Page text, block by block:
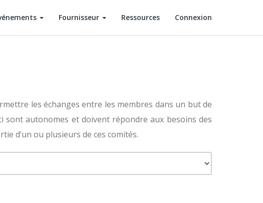
Fournisseur Ressources Connexion
les échanges entre les membres dans un but de
sont autonomes et doivent répondre aux besoins des
d’un ou plusieurs de ces comités.